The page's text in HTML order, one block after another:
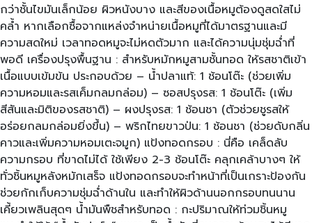
กว่าชั้นไขมันเล็กน้อย ผิวหนังบาง และสีของเนื้อหมูต้องดูสดใสไม่
คล้ำ หากเลือกซื้อจากแหล่งจำหน่ายเนื้อหมูที่ได้มาตรฐานและมี
ความสดใหม่ เวลาทอดหมูจะไม่หดตัวมาก และได้ความนุ่มชุ่มฉ่ำที่
พอดี เครื่องปรุงพื้นฐาน : สำหรับหมักหมูสามชั้นทอด ให้รสชาติเข้า
เนื้อแบบเข้มข้น ประกอบด้วย – น้ำปลาแท้: 1 ช้อนโต๊ะ (ช่วยเพิ่ม
ความหอมและรสเค็มกลมกล่อม) – ซอสปรุงรส: 1 ช้อนโต๊ะ (เพิ่ม
สีสันและมิติของรสชาติ) – ผงปรุงรส: 1 ช้อนชา (ตัวช่วยชูรสให้
อร่อยกลมกล่อมยิ่งขึ้น) – พริกไทยขาวป่น: 1 ช้อนชา (ช่วยดับกลิ่น
คาวและเพิ่มความหอมเตะจมูก) แป้งทอดกรอบ : นี่คือ เคล็ดลับ
ความกรอบ ที่ขาดไม่ได้ ใช้เพียง 2-3 ช้อนโต๊ะ คลุกเคล้าบางๆ ให้
ทั่วชิ้นหมูหลังหมักเสร็จ แป้งทอดกรอบจะทำหน้าที่เป็นเกราะป้องกัน
ช่วยกักเก็บความชุ่มฉ่ำด้านใน และทำให้ผิวด้านนอกกรอบทนนาน
เคี้ยวเพลินสุดๆ น้ำมันพืชสำหรับทอด : กะปริมาณให้ท่วมชิ้นหมู